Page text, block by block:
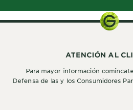
ATENCIÓN AL
Para mayor información
Defensa de las y los Consumidores